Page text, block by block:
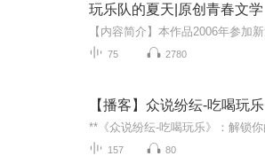
玩乐队的夏天|原创青春文学
75 2780
【播客】众说纷纭-吃喝玩乐
157 80